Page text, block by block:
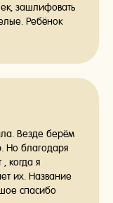
зашлифовать
Ребёнок
Везде берём
Но благодаря
когда я
их. Название
спасибо